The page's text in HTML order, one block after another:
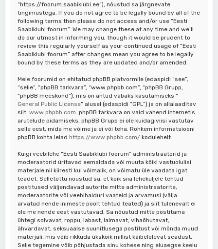
“https://foorum.saabiklubi.ee”), nõustud sa järgnevate
tingimustega. If you do not agree to be legally bound by all of the
following terms then please do not access and/or use “Eesti
Saabiklubi foorum”. We may change these at any time and we’ll
do our utmost in informing you, though it would be prudent to
review this regularly yourself as your continued usage of “Eesti
Saabiklubi foorum” after changes mean you agree to be legally
bound by these terms as they are updated and/or amended.
Meie foorumid on ehitatud phpBB platvormile (edaspidi “see”,
“selle”, “phpBB tarkvara”, “www.phpbb.com”, “phpBB Grupp,
“phpBB meeskond”), mis on antud vabaks kasutamiseks “
General Public License” alusel (edaspidi “GPL”) ja on allalaaditav
siit:www.phpbb.com . phpBB tarkvara on vaid vahend internetis
arutelude pidamiseks, phpBB Grupp ei ole kuidagiviisi vastutav
selle eest, mida me võime ja ei või teha. Rohkem informatsiooni
phpBB kohta leiad https://www.phpbb.com/ kodulehelt.
Kuigi veebilehe “Eesti Saabiklubi foorum” administraatorid ja
moderaatorid üritavad eemaldada või muuta kõiki vastuolulisi
materjale nii kiiresti kui võimalik, on võimatu üle vaadata igat
teadet. Selletõttu nõustud sa, et kõik siia leheküljele tehtud
postitused väljendavad autorite mitte administraatorite,
moderaatorite või veebihalduri vaateid ja arvamusi (välja
arvatud nende inimeste poolt tehtud teated) ja siit tulenevalt ei
ole me nende eest vastutavad. Sa nõustud mitte postitama
ühtegi solvavat, roppu, labast, laimavat, vihaõhutavat,
ähvardavat, seksuaalse suunitlusega postitust või mõnda muud
materjali, mis võib rikkuda ükskõik millist käibelolevat seadust.
Selle tegemine võib põhjustada sinu kohese ning eluaegse keelu